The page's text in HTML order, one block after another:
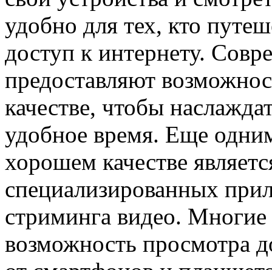
удобно для тех, кто
доступ к интернету.
предоставляют
качестве, чтобы
удобное время. Еще
хорошем качестве
специализированных
стриминга видео.
возможность просмотра